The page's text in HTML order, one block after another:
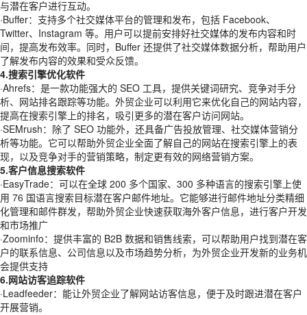
与潜在客户进行互动。
·Buffer：支持多个社交媒体平台的管理和发布，包括 Facebook、
Twitter、Instagram 等。用户可以提前安排好社交媒体的发布内容和时
间，提高发布效率。同时，Buffer 还提供了社交媒体数据分析，帮助用户
了解发布内容的效果和受众反馈。
4.搜索引擎优化软件
·Ahrefs：是一款功能强大的 SEO 工具，提供关键词研究、竞争对手分
析、网站排名跟踪等功能。外贸企业可以利用它来优化自己的网站内容，
提高在搜索引擎上的排名，吸引更多的潜在客户访问网站。
·SEMrush：除了 SEO 功能外，还具备广告投放管理、社交媒体营销分
析等功能。它可以帮助外贸企业全面了解自己的网站在搜索引擎上的表
现，以及竞争对手的营销策略，制定更有效的网络营销方案。
5.客户信息搜索软件
·EasyTrade：可以在全球 200 多个国家、300 多种语言的搜索引擎上使
用 76 国语言搜索目标潜在客户邮件地址。它能够进行邮件地址分类精细
化管理和邮件群发，帮助外贸企业快速获取海外客户信息，进行客户开发
和市场推广
·Zoominfo：提供丰富的 B2B 数据和销售线索，可以帮助用户找到潜在客
户的联系信息、公司信息以及市场趋势分析，为外贸企业开发新的业务机
会提供支持
6.网站访客追踪软件
·Leadfeeder：能让外贸企业了解网站访客信息，便于及时跟进潜在客户
开展营销。